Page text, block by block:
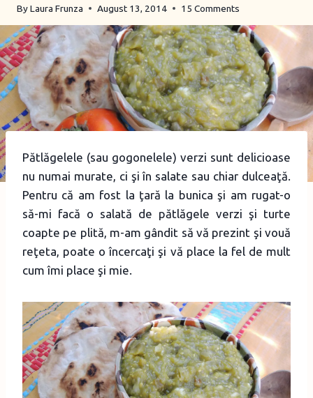
ByLaura Frunza August 13, 2014 15 Comments
Pătlăgelele (sau gogonelele) verzi sunt delicioase
nu numai murate, ci şi în salate sau chiar dulceaţă.
Pentru că am fost la ţară la bunica şi am rugat-o
să-mi facă o salată de pătlăgele verzi şi turte
coapte pe plită, m-am gândit să vă prezint şi vouă
reţeta, poate o încercaţi şi vă place la fel de mult
cum îmi place şi mie.